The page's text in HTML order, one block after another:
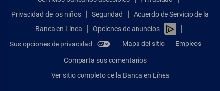
Privacidad de los niños
Seguridad
Acuerdo de Servicio de la
Banca en Línea
Opciones de anuncios
Sus opciones de privacidad
Mapa del sitio Empleos
Comparta sus comentarios
Ver sitio completo de la Banca en Línea